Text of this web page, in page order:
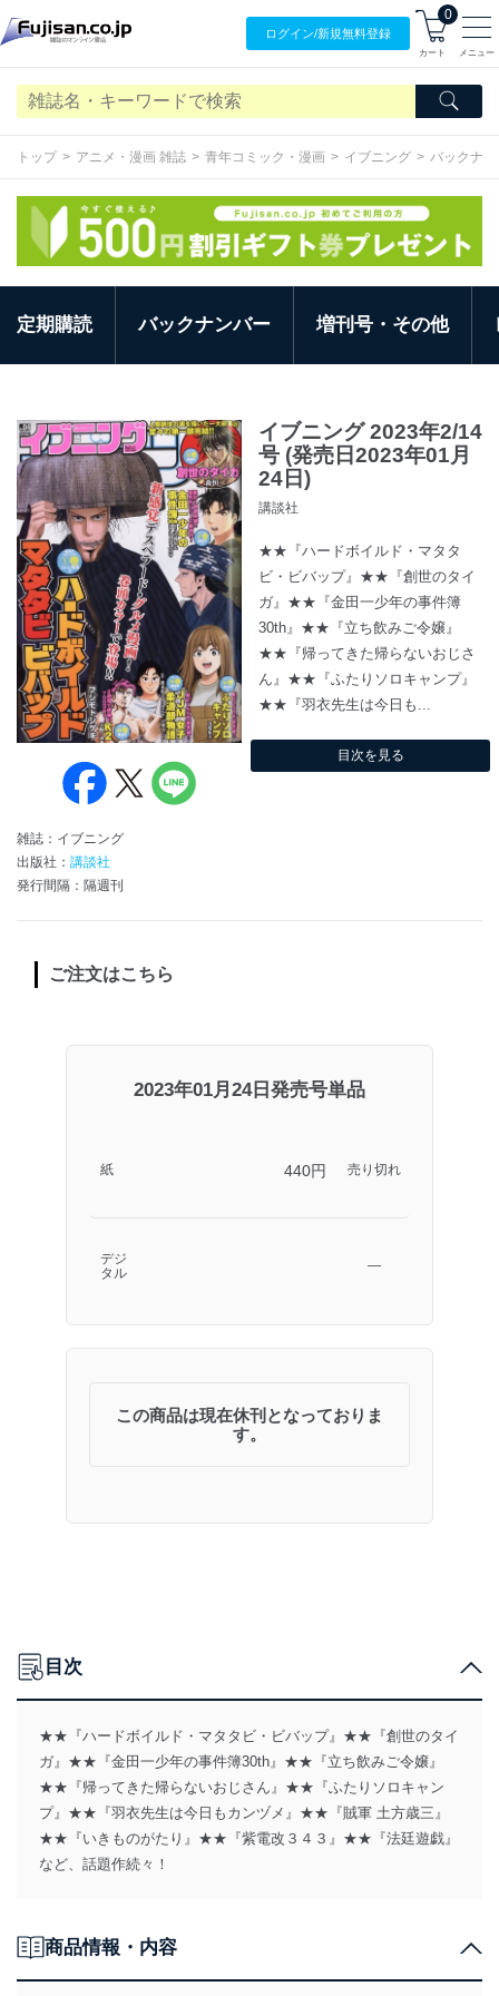
ログイン/新規無料登録
0
カート メニュー
トップ アニメ・漫画 雑誌 青年コミック・漫画 イブニング バックナ
定期購読 バックナンバー 増刊号・その他
雑誌：イブニング
出版社： 講談社
発行間隔：隔週刊
イブニング 2023年2/14
号 (発売日2023年01月
24日)
講談社
★★『ハードボイルド・マタタ
ビ・ビバップ』★★『創世のタイ
ガ』★★『金田一少年の事件簿
30th』★★『立ち飲みご令嬢』
★★『帰ってきた帰らないおじさ
ん』★★『ふたりソロキャンプ』
★★『羽衣先生は今日も...
目次を見る
ご注文はこちら
2023年01月24日発売号単品
紙 440円 売り切れ
デジ
タル
―
この商品は現在休刊となっておりま
す。
目次
★★『ハードボイルド・マタタビ・ビバップ』★★『創世のタイ
ガ』★★『金田一少年の事件簿30th』★★『立ち飲みご令嬢』
★★『帰ってきた帰らないおじさん』★★『ふたりソロキャン
プ』★★『羽衣先生は今日もカンヅメ』★★『賊軍 土方歳三』
★★『いきものがたり』★★『紫電改３４３』★★『法廷遊戯』
など、話題作続々！
商品情報・内容